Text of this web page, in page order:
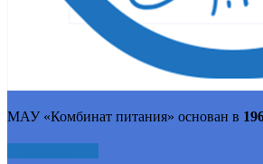
МАУ «Комбинат питания» основан в